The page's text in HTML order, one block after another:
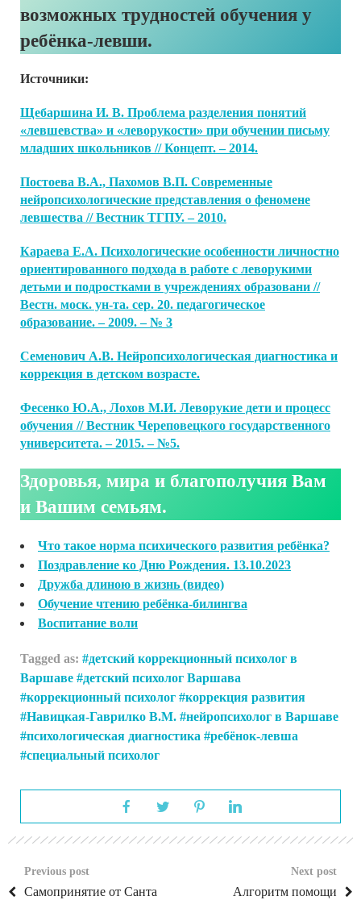
возможных трудностей обучения у
ребёнка-левши.
Источники:
Щебаршина И. В. Проблема разделения понятий
«левшевства» и «леворукости» при обучении письму
младших школьников // Концепт. – 2014.
Постоева В.А., Пахомов В.П. Современные
нейропсихологические представления о феномене
левшества // Вестник ТГПУ. – 2010.
Караева Е.А. Психологические особенности личностно
ориентированного подхода в работе с леворукими
детьми и подростками в учреждениях образовани //
Вестн. моск. ун-та. сер. 20. педагогическое
образование. – 2009. – № 3
Семенович А.В. Нейропсихологическая диагностика и
коррекция в детском возрасте.
Фесенко Ю.А., Лохов М.И. Леворукие дети и процесс
обучения // Вестник Череповецкого государственного
университета. – 2015. – №5.
Здоровья, мира и благополучия Вам
и Вашим семьям.
Что такое норма психического развития ребёнка?
Поздравление ко Дню Рождения. 13.10.2023
Дружба длиною в жизнь (видео)
Обучение чтению ребёнка-билингва
Воспитание воли
Tagged as:
детский коррекционный психолог в
Варшаве
детский психолог Варшава
коррекционный психолог
коррекция развития
Навицкая-Гаврилко В.М.
нейропсихолог в Варшаве
психологическая диагностика
ребёнок-левша
специальный психолог
Previous post
Самопринятие от Санта
Next post
Алгоритм помощи